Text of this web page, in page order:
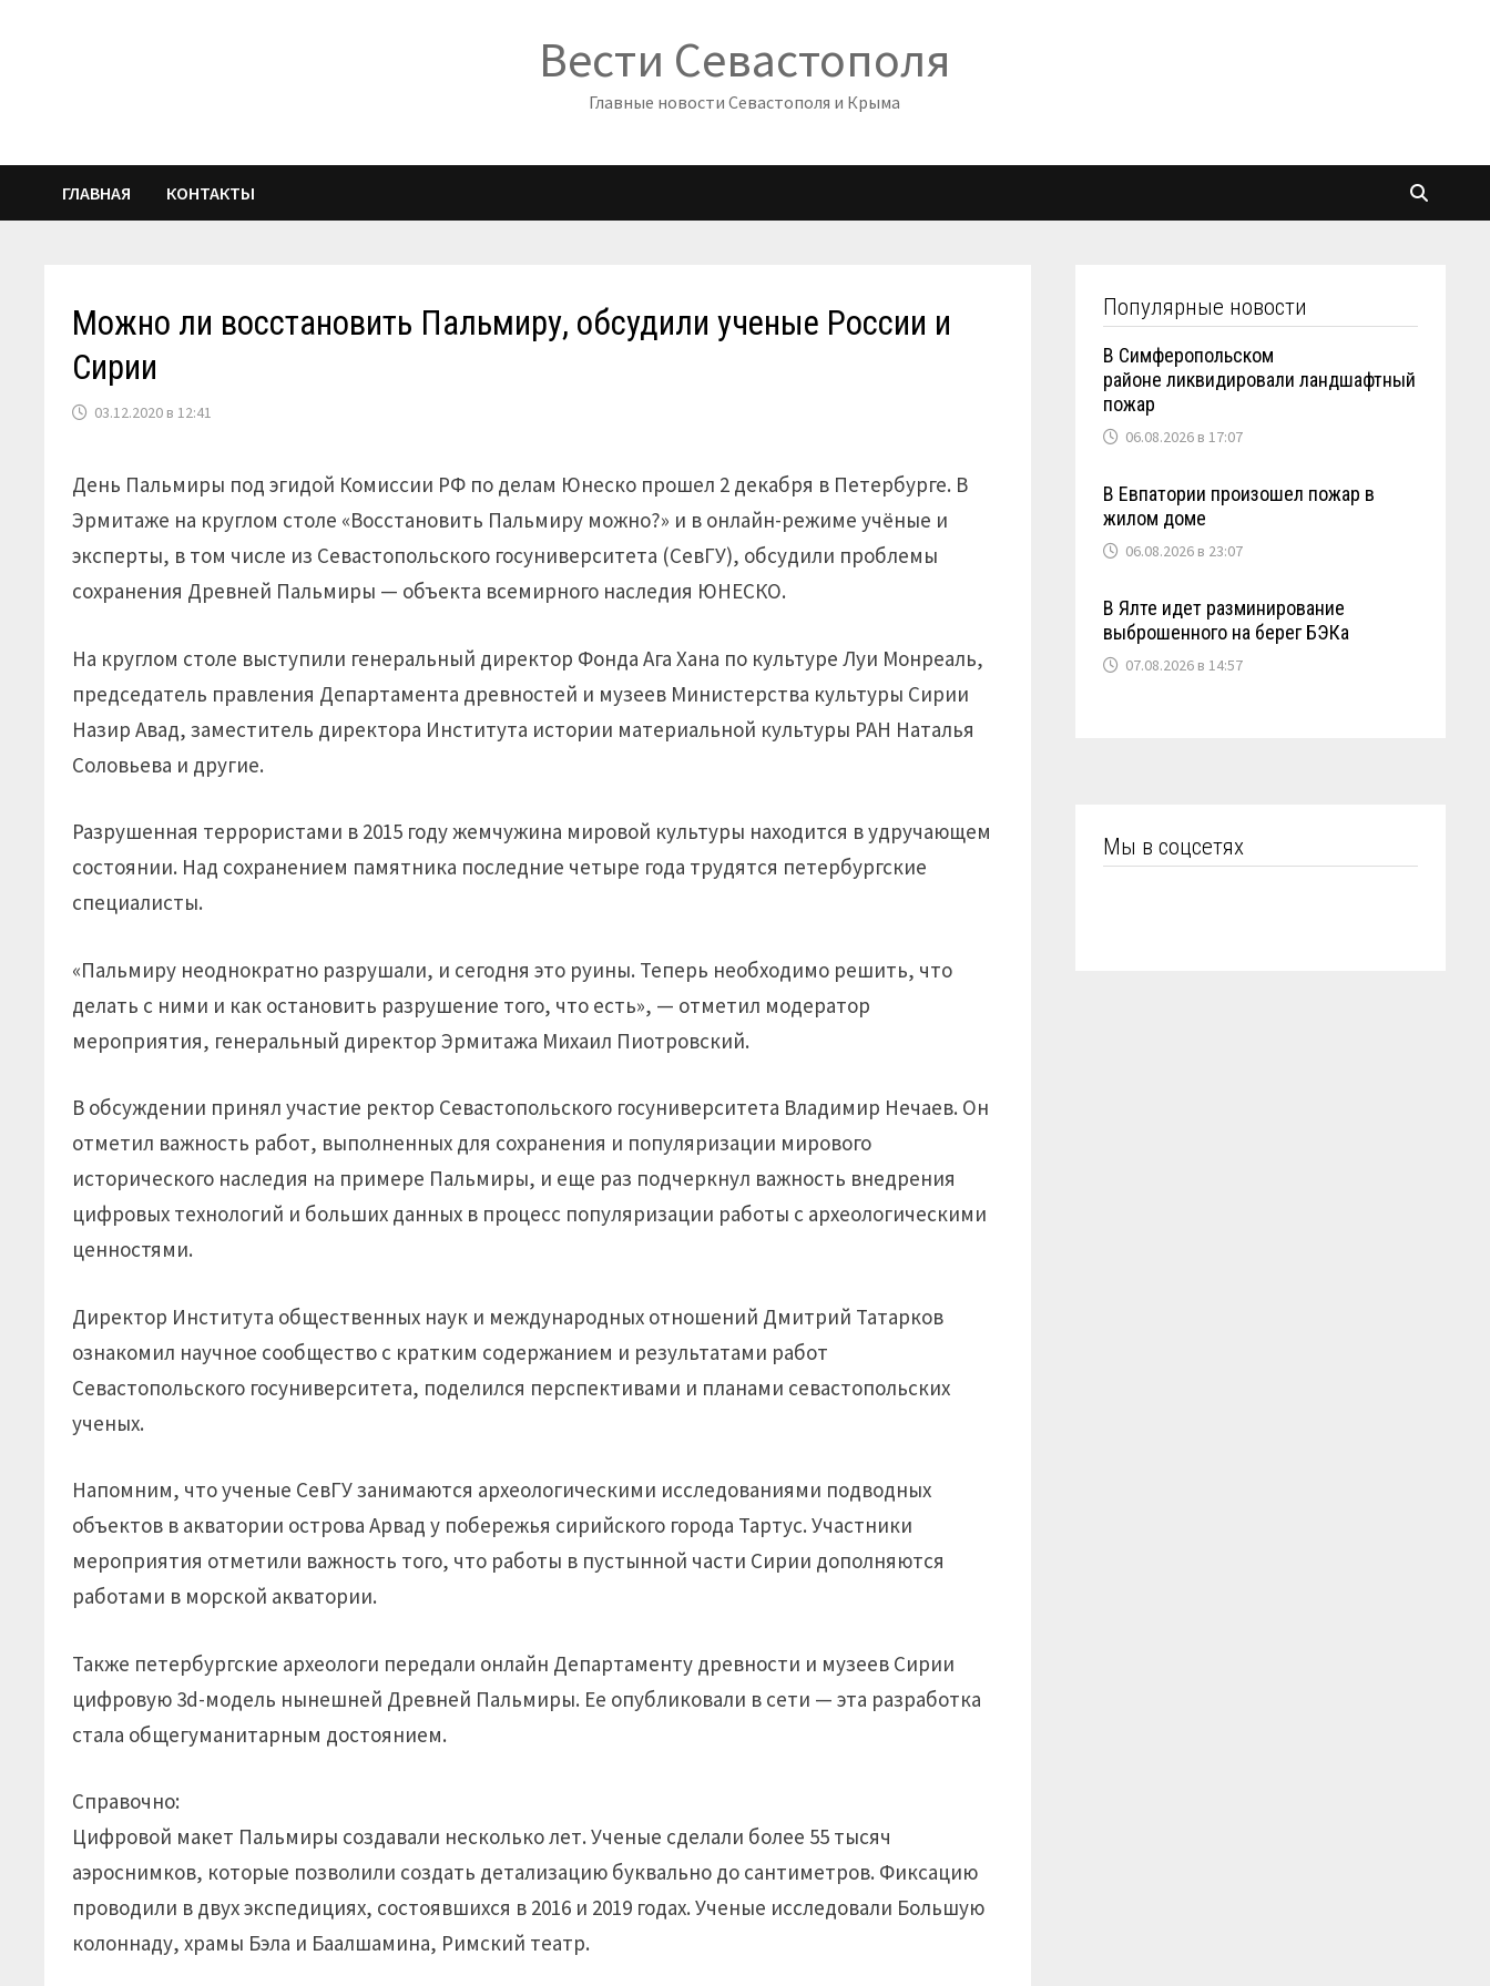
Вести Севастополя
Главные новости Севастополя и Крыма
ГЛАВНАЯ КОНТАКТЫ
Можно ли восстановить Пальмиру, обсудили ученые России и
Сирии
03.12.2020 в 12:41
День Пальмиры под эгидой Комиссии РФ по делам Юнеско прошел 2 декабря в Петербурге. В
Эрмитаже на круглом столе «Восстановить Пальмиру можно?» и в онлайн-режиме учёные и
эксперты, в том числе из Севастопольского госуниверситета (СевГУ), обсудили проблемы
сохранения Древней Пальмиры — объекта всемирного наследия ЮНЕСКО.
На круглом столе выступили генеральный директор Фонда Ага Хана по культуре Луи Монреаль,
председатель правления Департамента древностей и музеев Министерства культуры Сирии
Назир Авад, заместитель директора Института истории материальной культуры РАН Наталья
Соловьева и другие.
Разрушенная террористами в 2015 году жемчужина мировой культуры находится в удручающем
состоянии. Над сохранением памятника последние четыре года трудятся петербургские
специалисты.
«Пальмиру неоднократно разрушали, и сегодня это руины. Теперь необходимо решить, что
делать с ними и как остановить разрушение того, что есть», — отметил модератор
мероприятия, генеральный директор Эрмитажа Михаил Пиотровский.
В обсуждении принял участие ректор Севастопольского госуниверситета Владимир Нечаев. Он
отметил важность работ, выполненных для сохранения и популяризации мирового
исторического наследия на примере Пальмиры, и еще раз подчеркнул важность внедрения
цифровых технологий и больших данных в процесс популяризации работы с археологическими
ценностями.
Директор Института общественных наук и международных отношений Дмитрий Татарков
ознакомил научное сообщество с кратким содержанием и результатами работ
Севастопольского госуниверситета, поделился перспективами и планами севастопольских
ученых.
Напомним, что ученые СевГУ занимаются археологическими исследованиями подводных
объектов в акватории острова Арвад у побережья сирийского города Тартус. Участники
мероприятия отметили важность того, что работы в пустынной части Сирии дополняются
работами в морской акватории.
Также петербургские археологи передали онлайн Департаменту древности и музеев Сирии
цифровую 3d-модель нынешней Древней Пальмиры. Ее опубликовали в сети — эта разработка
стала общегуманитарным достоянием.
Справочно:
Цифровой макет Пальмиры создавали несколько лет. Ученые сделали более 55 тысяч
аэроснимков, которые позволили создать детализацию буквально до сантиметров. Фиксацию
проводили в двух экспедициях, состоявшихся в 2016 и 2019 годах. Ученые исследовали Большую
колоннаду, храмы Бэла и Баалшамина, Римский театр.
Популярные новости
В Симферопольском
районе ликвидировали ландшафтный
пожар
06.08.2026 в 17:07
В Евпатории произошел пожар в
жилом доме
06.08.2026 в 23:07
В Ялте идет разминирование
выброшенного на берег БЭКа
07.08.2026 в 14:57
Мы в соцсетях